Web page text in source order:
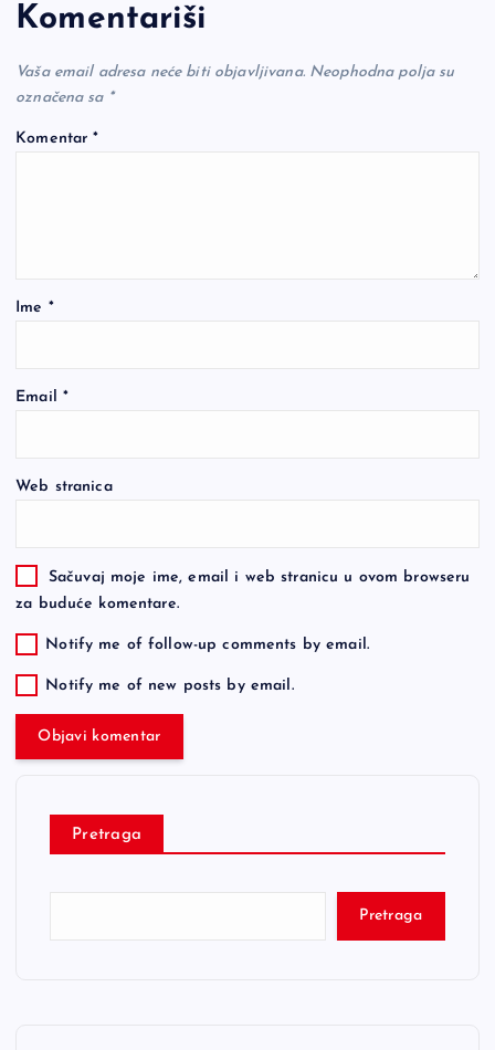
Komentariši
Vaša email adresa neće biti objavljivana. Neophodna polja su
označena sa *
Komentar*
Ime *
Email *
Web stranica
Sačuvaj moje ime, email i web stranicu u ovom browseru
za buduće komentare.
Notify me of follow-up comments by email.
Notify me of new posts by email.
Pretraga
Pretraga